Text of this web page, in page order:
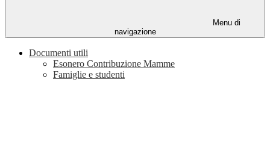
Menu di
navigazione
Documenti utili
Esonero Contribuzione Mamme
Famiglie e studenti